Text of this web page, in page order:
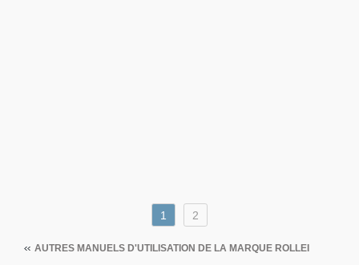
1 2
AUTRES MANUELS D'UTILISATION DE LA MARQUE ROLLEI